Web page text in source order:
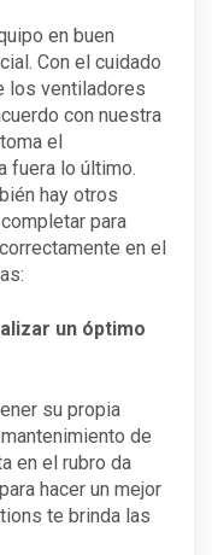
en buen
Con el cuidado
los ventiladores
con nuestra
el
fuera lo último.
hay otros
para
en el
un óptimo
su propia
de
en el rubro da
hacer un mejor
te brinda las